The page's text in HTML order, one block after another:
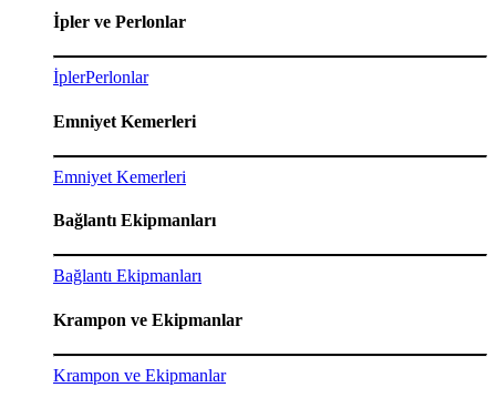
İpler ve Perlonlar
İplerPerlonlar
Emniyet Kemerleri
Emniyet Kemerleri
Bağlantı Ekipmanları
Bağlantı Ekipmanları
Krampon ve Ekipmanlar
Krampon ve Ekipmanlar